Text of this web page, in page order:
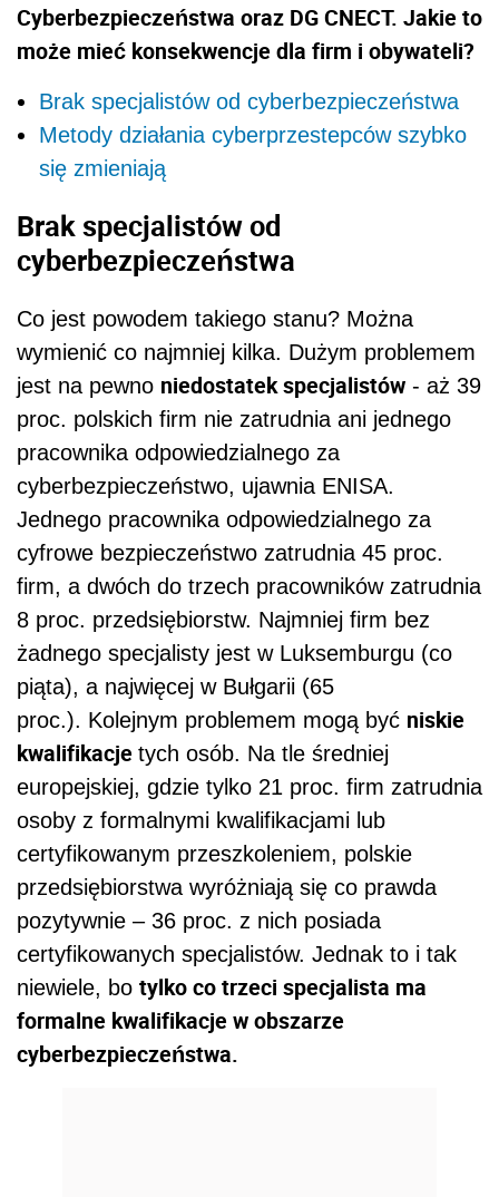
Cyberbezpieczeństwa oraz DG CNECT. Jakie to
może mieć konsekwencje dla firm i obywateli?
Brak specjalistów od cyberbezpieczeństwa
Metody działania cyberprzestepców szybko
się zmieniają
Brak specjalistów od
cyberbezpieczeństwa
Co jest powodem takiego stanu? Można
wymienić co najmniej kilka. Dużym problemem
jest na pewno niedostatek specjalistów - aż 39
proc. polskich firm nie zatrudnia ani jednego
pracownika odpowiedzialnego za
cyberbezpieczeństwo, ujawnia ENISA.
Jednego pracownika odpowiedzialnego za
cyfrowe bezpieczeństwo zatrudnia 45 proc.
firm, a dwóch do trzech pracowników zatrudnia
8 proc. przedsiębiorstw. Najmniej firm bez
żadnego specjalisty jest w Luksemburgu (co
piąta), a najwięcej w Bułgarii (65
proc.). Kolejnym problemem mogą być niskie
kwalifikacje tych osób. Na tle średniej
europejskiej, gdzie tylko 21 proc. firm zatrudnia
osoby z formalnymi kwalifikacjami lub
certyfikowanym przeszkoleniem, polskie
przedsiębiorstwa wyróżniają się co prawda
pozytywnie – 36 proc. z nich posiada
certyfikowanych specjalistów. Jednak to i tak
niewiele, bo tylko co trzeci specjalista ma
formalne kwalifikacje w obszarze
cyberbezpieczeństwa.